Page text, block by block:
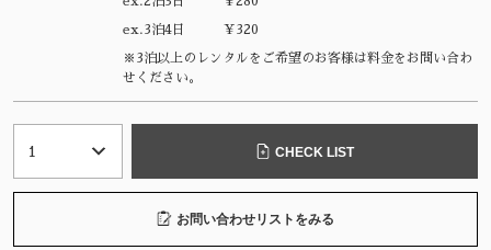
ex.3泊4日 ¥320
※3泊以上のレンタルをご希望のお客様は料金をお問い合わ
せください。
CHECK LIST
お問い合わせリストをみる